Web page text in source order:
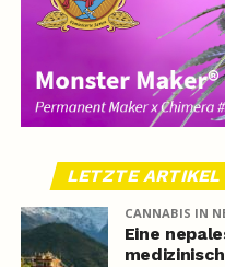
LETZTE ARTIKEL
CANNABIS IN
Eine